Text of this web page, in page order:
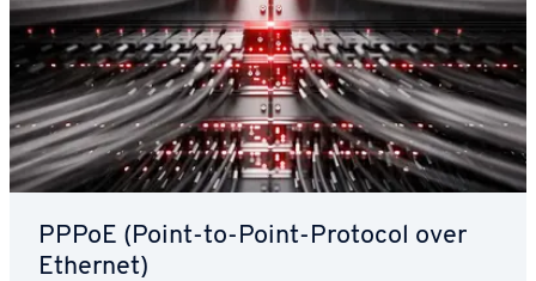
PPPoE (Point-to-Point-Protocol over
Ethernet)